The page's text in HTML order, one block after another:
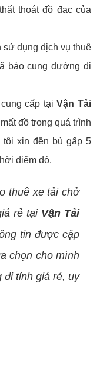
thoát đồ đạc của
sử dụng dịch vụ thuê
báo cung đường di
cung cấp tạiVận Tải
đồ trong quá trình
tôi xin đền bù gấp 5
điểm đó.
thuê xe tải chở
rẻ tại Vận Tải
tin được cập
chọn cho mình
đi tỉnh giá rẻ, uy